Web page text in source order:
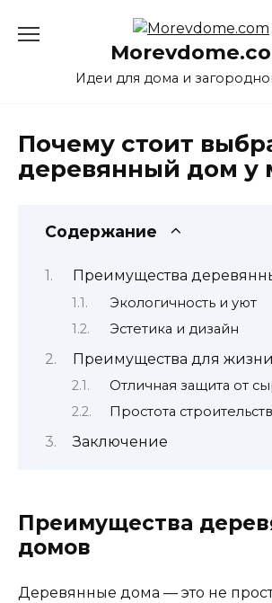
Идеи для дома и
Почему стоит
деревянный дом у
Содержание
Преимущества
Экологичность и уют
Эстетика и дизайн
Преимущества для
Отличная защита от
Простота
Заключение
Преимущества
домов
Деревянные дома — это не